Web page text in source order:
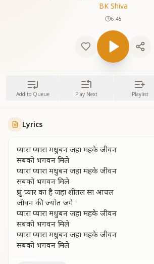
BK Shiva
6:45
Add to Queue Play Next Playlist
Lyrics
प्यारा प्यारा मधुबन जहा महके जीवन
सबको भगवन मिले
प्यारा प्यारा मधुबन जहा महके जीवन
सबको भगवन मिले
प्रभु प्यार का है जहा शीतल सा आचल
जीवन की ज्योत जगे
प्यारा प्यारा मधुबन जहा महके जीवन
सबको भगवन मिले
प्यारा प्यारा मधुबन जहा महके जीवन
सबको भगवन मिले